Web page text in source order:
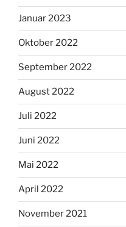
Januar 2023
Oktober 2022
September 2022
August 2022
Juli 2022
Juni 2022
Mai 2022
April 2022
November 2021